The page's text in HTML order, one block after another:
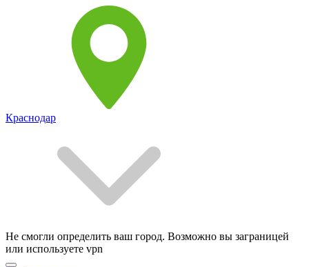
Краснодар
Не смогли определить ваш город. Возможно вы заграницей
или используете vpn